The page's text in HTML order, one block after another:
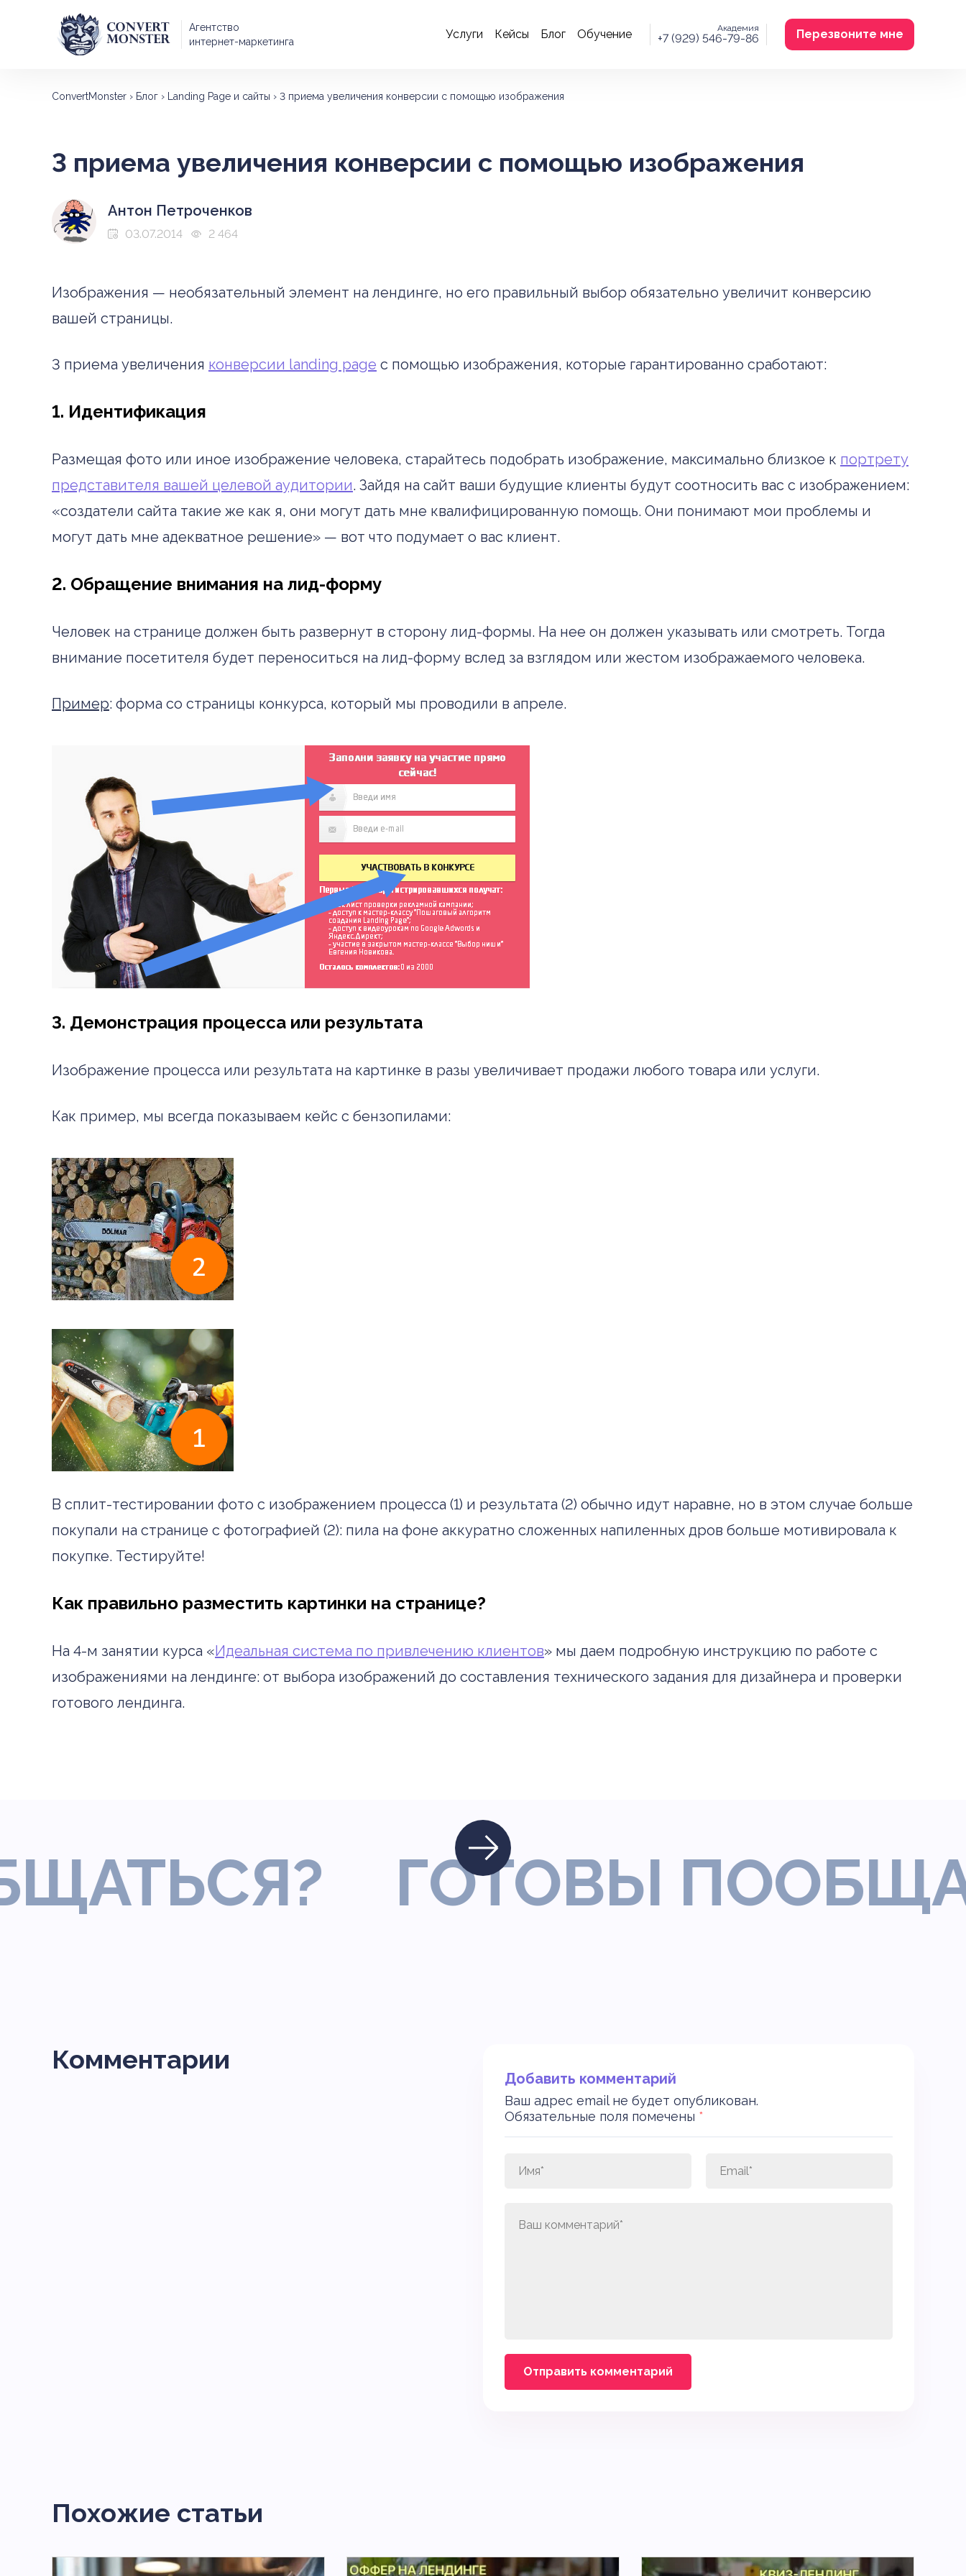
Агентство
интернет-маркетинга
Услуги Кейсы Блог Обучение Академия
+7 (929) 546-79-86 Перезвоните мне
ConvertMonster › Блог › Landing Page и сайты › 3 приема увеличения конверсии с помощью изображения
3 приема увеличения конверсии с помощью изображения
Антон Петроченков
03.07.2014 2 464
Изображения — необязательный элемент на лендинге, но его правильный выбор обязательно увеличит конверсию
вашей страницы.
3 приема увеличения конверсии landing page с помощью изображения, которые гарантированно сработают:
1. Идентификация
Размещая фото или иное изображение человека, старайтесь подобрать изображение, максимально близкое к портрету
представителя вашей целевой аудитории. Зайдя на сайт ваши будущие клиенты будут соотносить вас с изображением:
«создатели сайта такие же как я, они могут дать мне квалифицированную помощь. Они понимают мои проблемы и
могут дать мне адекватное решение» — вот что подумает о вас клиент.
2. Обращение внимания на лид-форму
Человек на странице должен быть развернут в сторону лид-формы. На нее он должен указывать или смотреть. Тогда
внимание посетителя будет переноситься на лид-форму вслед за взглядом или жестом изображаемого человека.
Пример: форма со страницы конкурса, который мы проводили в апреле.
3. Демонстрация процесса или результата
Изображение процесса или результата на картинке в разы увеличивает продажи любого товара или услуги.
Как пример, мы всегда показываем кейс с бензопилами:
В сплит-тестировании фото с изображением процесса (1) и результата (2) обычно идут наравне, но в этом случае больше
покупали на странице с фотографией (2): пила на фоне аккуратно сложенных напиленных дров больше мотивировала к
покупке. Тестируйте!
Как правильно разместить картинки на странице?
На 4-м занятии курса «Идеальная система по привлечению клиентов» мы даем подробную инструкцию по работе с
изображениями на лендинге: от выбора изображений до составления технического задания для дизайнера и проверки
готового лендинга.
ГОТОВЫ
Комментарии
Добавить комментарий
Ваш адрес email не будет опубликован.
Обязательные поля помечены *
Похожие статьи